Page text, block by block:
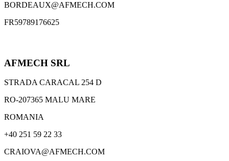
BORDEAUX@AFMECH.COM
FR59789176625
AFMECH SRL
STRADA CARACAL 254 D
RO-207365 MALU MARE
ROMANIA
+40 251 59 22 33
CRAIOVA@AFMECH.COM